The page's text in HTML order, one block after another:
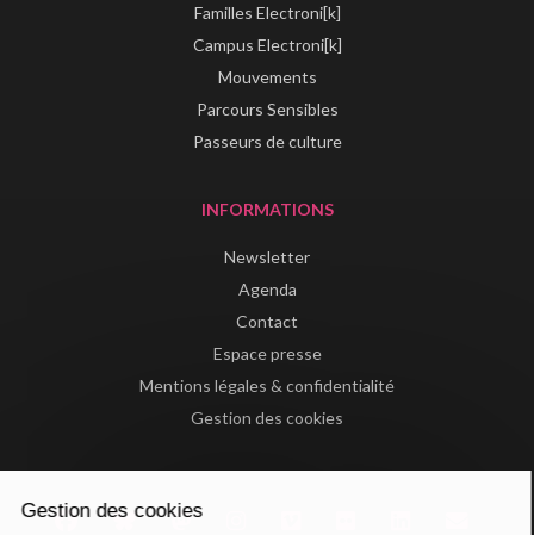
Familles Electroni[k]
Campus Electroni[k]
Mouvements
Parcours Sensibles
Passeurs de culture
INFORMATIONS
Newsletter
Agenda
Contact
Espace presse
Mentions légales & confidentialité
Gestion des cookies
Gestion des cookies